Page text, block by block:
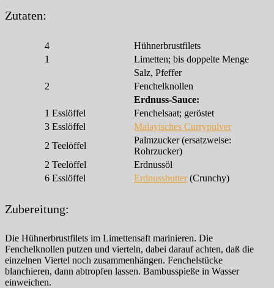
Zutaten:
4
Hühnerbrustfilets
1
Limetten; bis doppelte Menge
Salz, Pfeffer
2
Fenchelknollen
Erdnuss-Sauce:
1 Esslöffel
Fenchelsaat; geröstet
3 Esslöffel
Malayisches Currypulver
2 Teelöffel
Palmzucker (ersatzweise:
Rohrzucker)
2 Teelöffel
Erdnussöl
6 Esslöffel Erdnussbutter(Crunchy)
Zubereitung:
Die Hühnerbrustfilets im Limettensaft marinieren. Die
Fenchelknollen putzen und vierteln, dabei darauf achten, daß die
einzelnen Viertel noch zusammenhängen. Fenchelstücke
blanchieren, dann abtropfen lassen. Bambusspieße in Wasser
einweichen.